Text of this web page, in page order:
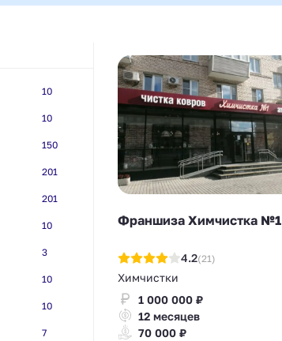
10
10
150
201
201
10
3
10
10
7
Франшиза Химчистка №1
4.2(21)
Химчистки
1 000 000 ₽
12 месяцев
70 000 ₽